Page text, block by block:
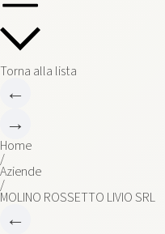
Torna alla lista
←
→
Home
/
Aziende
/
MOLINO ROSSETTO LIVIO SRL
←